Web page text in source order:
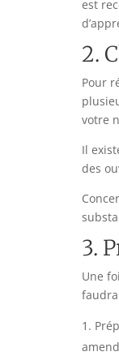
est
2.
Pour
votre
Il
des
3.
Une